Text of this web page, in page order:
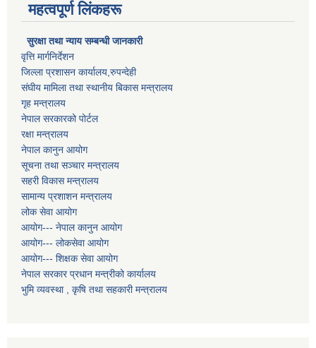
महत्वपूर्ण लिंकहरू
सुरक्षा तथा न्याय सम्बन्धी जानकारी
वृत्ति मार्गनिर्देशन
जिल्ला प्रशासन कार्यालय,रुपन्देही
संघीय मामिला तथा स्थानीय बिकास मन्त्रालय
गृह मन्त्रालय
नेपाल सरकारको पोर्टल
रक्षा मन्त्रालय
नेपाल कानुन आयोग
सूचना तथा सञ्चार मन्त्रालय
सहरी विकास मन्त्रालय
सामान्य प्रशाशन मन्त्रालय
लोक सेवा आयोग
आयोग--- नेपाल कानुन आयोग
आयोग--- लोकसेवा आयोग
आयोग--- शिक्षक सेवा आयोग
नेपाल सरकार प्रधान मन्त्रीको कार्यालय
भुमि व्यवस्था , कृषि तथा सहकारी मन्त्रालय